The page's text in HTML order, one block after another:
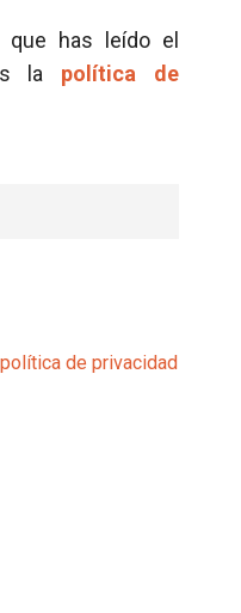
que has leído el
la política de
de privacidad